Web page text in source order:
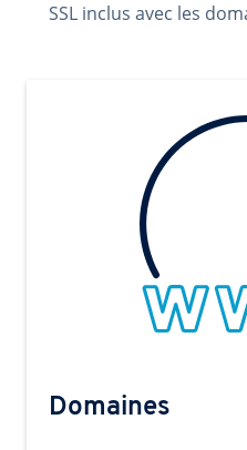
SSL inclus avec les
Domaines